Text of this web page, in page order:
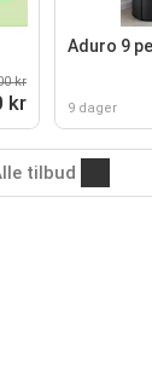
kr
kr
Aduro 9
9 dager
tilbud